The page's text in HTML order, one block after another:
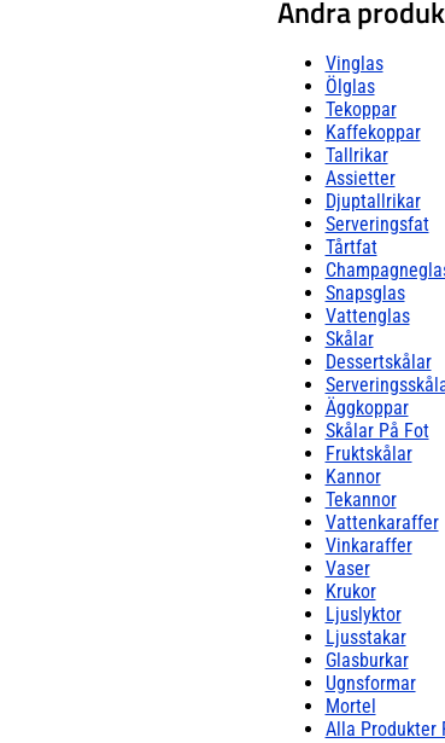
Andra
Vinglas
Ölglas
Tekoppar
Kaffekoppar
Tallrikar
Assietter
Djuptallrikar
Serveringsfat
Tårtfat
Snapsglas
Vattenglas
Skålar
Dessertskålar
Äggkoppar
Skålar På Fot
Fruktskålar
Kannor
Tekannor
Vattenkaraffer
Vinkaraffer
Vaser
Krukor
Ljuslyktor
Ljusstakar
Glasburkar
Ugnsformar
Mortel
Alla Produkter